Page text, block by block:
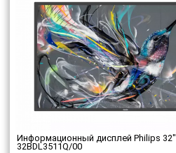
Информационный дисплей Philips 32"
32BDL3511Q/00